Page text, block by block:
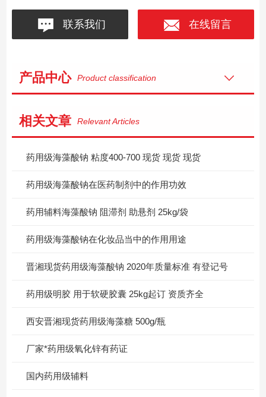
联系我们 在线留言
产品中心 Product classification
相关文章 Relevant Articles
药用级海藻酸钠 粘度400-700 现货 现货 现货
药用级海藻酸钠在医药制剂中的作用功效
药用辅料海藻酸钠 阻滞剂 助悬剂 25kg/袋
药用级海藻酸钠在化妆品当中的作用用途
晋湘现货药用级海藻酸钠 2020年质量标准 有登记号
药用级明胶 用于软硬胶囊 25kg起订 资质齐全
西安晋湘现货药用级海藻糖 500g/瓶
厂家*药用级氧化锌有药证
国内药用级辅料